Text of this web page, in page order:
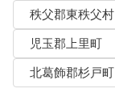
秩父郡東秩父村
児玉郡上里町
北葛飾郡杉戸町